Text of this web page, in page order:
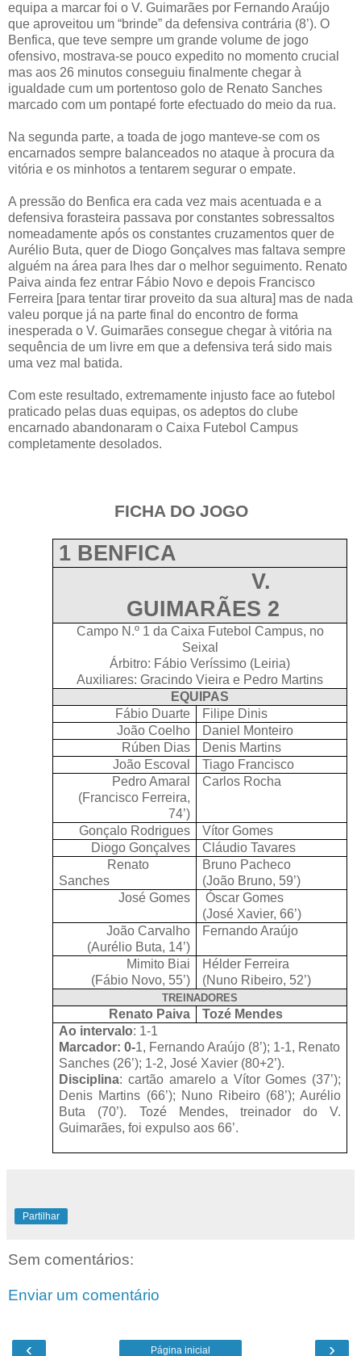
equipa a marcar foi o V. Guimarães por Fernando Araújo
que aproveitou um “brinde” da defensiva contrária (8’). O
Benfica, que teve sempre um grande volume de jogo
ofensivo, mostrava-se pouco expedito no momento crucial
mas aos 26 minutos conseguiu finalmente chegar à
igualdade cum um portentoso golo de Renato Sanches
marcado com um pontapé forte efectuado do meio da rua.
Na segunda parte, a toada de jogo manteve-se com os
encarnados sempre balanceados no ataque à procura da
vitória e os minhotos a tentarem segurar o empate.
A pressão do Benfica era cada vez mais acentuada e a
defensiva forasteira passava por constantes sobressaltos
nomeadamente após os constantes cruzamentos quer de
Aurélio Buta, quer de Diogo Gonçalves mas faltava sempre
alguém na área para lhes dar o melhor seguimento. Renato
Paiva ainda fez entrar Fábio Novo e depois Francisco
Ferreira [para tentar tirar proveito da sua altura] mas de nada
valeu porque já na parte final do encontro de forma
inesperada o V. Guimarães consegue chegar à vitória na
sequência de um livre em que a defensiva terá sido mais
uma vez mal batida.
Com este resultado, extremamente injusto face ao futebol
praticado pelas duas equipas, os adeptos do clube
encarnado abandonaram o Caixa Futebol Campus
completamente desolados.
FICHA DO JOGO
1 BENFICA
V.
GUIMARÃES 2
Campo N.º 1 da Caixa Futebol Campus, no
Seixal
Árbitro: Fábio Veríssimo (Leiria)
Auxiliares: Gracindo Vieira e Pedro Martins
EQUIPAS
Fábio Duarte
Filipe Dinis
João Coelho
Daniel Monteiro
Rúben Dias
Denis Martins
João Escoval
Tiago Francisco
Pedro Amaral
(Francisco Ferreira,
74’)
Carlos Rocha
Gonçalo Rodrigues
Vítor Gomes
Diogo Gonçalves
Cláudio Tavares
Renato
Sanches
Bruno Pacheco
(João Bruno, 59’)
José Gomes
Óscar Gomes
(José Xavier, 66’)
João Carvalho
(Aurélio Buta, 14’)
Fernando Araújo
Mimito Biai
(Fábio Novo, 55’)
Hélder Ferreira
(Nuno Ribeiro, 52’)
TREINADORES
Renato Paiva
Tozé Mendes
Ao intervalo: 1-1
Marcador: 0-1, Fernando Araújo (8’); 1-1, Renato
Sanches (26’); 1-2, José Xavier (80+2’).
Disciplina: cartão amarelo a Vítor Gomes (37’);
Denis Martins (66’); Nuno Ribeiro (68’); Aurélio
Buta (70’). Tozé Mendes, treinador do V.
Guimarães, foi expulso aos 66’.
Partilhar
Sem comentários:
Enviar um comentário
‹ ›
Página inicial